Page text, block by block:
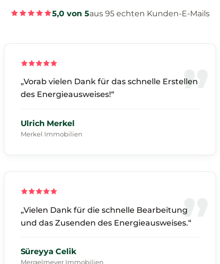
5,0 von 5aus 95 echten Kunden-E-Mails
„Vorab vielen Dank für das schnelle Erstellen
des Energieausweises!“
Ulrich Merkel
Merkel Immobilien
„Vielen Dank für die schnelle Bearbeitung
und das Zusenden des Energieausweises.“
Süreyya Celik
Mergelmeyer Immobilien